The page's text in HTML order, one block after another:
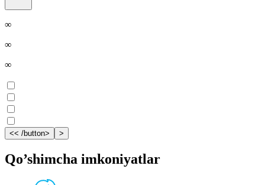
∞
∞
∞
<< /button> >
Qo’shimcha imkoniyatlar